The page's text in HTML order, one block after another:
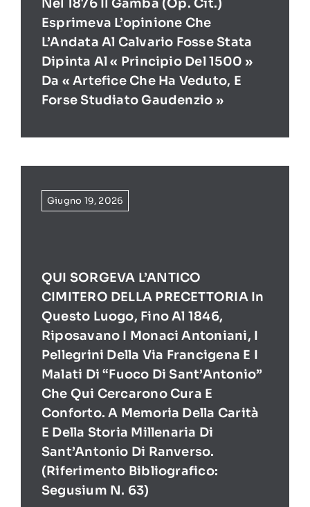
Nel 1876 Il Gamba (op. Cit.)
Esprimeva L’opinione Che
L’Andata Al Calvario Fosse Stata
Dipinta Al « Principio Del 1500 »
Da « Artefice Che Ha Veduto, E
Forse Studiato Gaudenzio »
Giugno 19, 2026
QUI SORGEVA L’ANTICO
CIMITERO DELLA PRECETTORIA In
Questo Luogo, Fino Al 1846,
Riposavano I Monaci Antoniani, I
Pellegrini Della Via Francigena E I
Malati Di “Fuoco Di Sant’Antonio”
Che Qui Cercarono Cura E
Conforto. A Memoria Della Carità
E Della Storia Millenaria Di
Sant’Antonio Di Ranverso.
(Riferimento Bibliografico:
Segusium N. 63)